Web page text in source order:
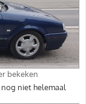
bekeken
niet helemaal